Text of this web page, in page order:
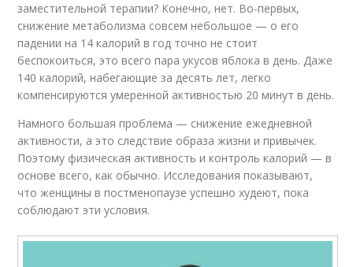
заместительной терапии? Конечно, нет. Во-первых,
снижение метаболизма совсем небольшое — о его
падении на 14 калорий в год точно не стоит
беспокоиться, это всего пара укусов яблока в день. Даже
140 калорий, набегающие за десять лет, легко
компенсируются умеренной активностью 20 минут в день.
Намного большая проблема — снижение ежедневной
активности, а это следствие образа жизни и привычек.
Поэтому физическая активность и контроль калорий — в
основе всего, как обычно. Исследования показывают,
что женщины в постменопаузе успешно худеют, пока
соблюдают эти условия.